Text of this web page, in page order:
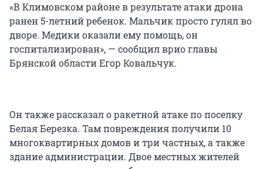
«В Климовском районе в результате атаки дрона
ранен 5-летний ребенок. Мальчик просто гулял во
дворе. Медики оказали ему помощь, он
госпитализирован», — сообщил врио главы
Брянской области Егор Ковальчук.
Он также рассказал о ракетной атаке по поселку
Белая Березка. Там повреждения получили 10
многоквартирных домов и три частных, а также
здание администрации. Двое местных жителей